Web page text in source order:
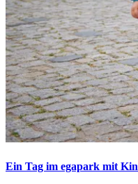
Ein Tag im egapark mit